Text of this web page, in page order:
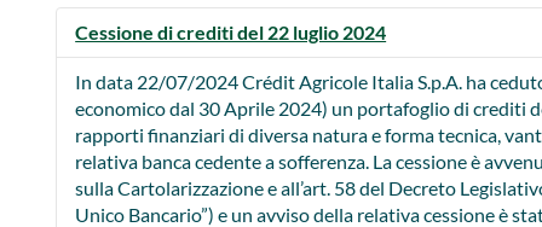
Cessione di crediti del 22 luglio 2024
In data 22/07/2024 Crédit Agricole Italia S.p.A. ha
economico dal 30 Aprile 2024) un portafoglio di crediti
rapporti finanziari di diversa natura e forma tecnica,
relativa banca cedente a sofferenza. La cessione è
sulla Cartolarizzazione e all’art. 58 del Decreto
Unico Bancario”) e un avviso della relativa cessione è